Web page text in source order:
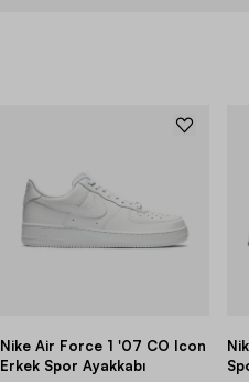
Nike Air Force 1 '07 CO Icon
Erkek Spor Ayakkabı